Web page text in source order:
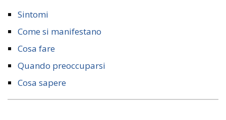
Sintomi
Come si manifestano
Cosa fare
Quando preoccuparsi
Cosa sapere